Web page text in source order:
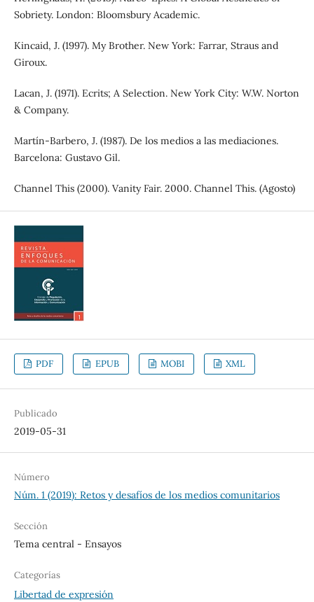
Sobriety. London: Bloomsbury Academic.
Kincaid, J. (1997). My Brother. New York: Farrar, Straus and
Giroux.
Lacan, J. (1971). Ecrits; A Selection. New York City: W.W. Norton
& Company.
Martín-Barbero, J. (1987). De los medios a las mediaciones.
Barcelona: Gustavo Gil.
Channel This (2000). Vanity Fair. 2000. Channel This. (Agosto)
PDF EPUB MOBI XML
Publicado
2019-05-31
Número
Núm. 1 (2019): Retos y desafíos de los medios comunitarios
Sección
Tema central - Ensayos
Categorías
Libertad de expresión